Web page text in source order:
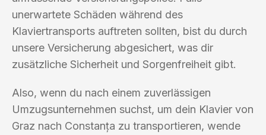
unerwartete Schäden während des
Klaviertransports auftreten sollten, bist du durch
unsere Versicherung abgesichert, was dir
zusätzliche Sicherheit und Sorgenfreiheit gibt.
Also, wenn du nach einem zuverlässigen
Umzugsunternehmen suchst, um dein Klavier von
Graz nach Constanța zu transportieren, wende